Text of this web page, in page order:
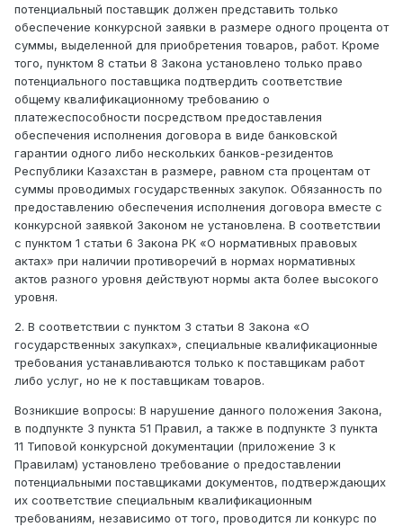
потенциальный поставщик должен представить только
обеспечение конкурсной заявки в размере одного процента от
суммы, выделенной для приобретения товаров, работ. Кроме
того, пунктом 8 статьи 8 Закона установлено только право
потенциального поставщика подтвердить соответствие
общему квалификационному требованию о
платежеспособности посредством предоставления
обеспечения исполнения договора в виде банковской
гарантии одного либо нескольких банков-резидентов
Республики Казахстан в размере, равном ста процентам от
суммы проводимых государственных закупок. Обязанность по
предоставлению обеспечения исполнения договора вместе с
конкурсной заявкой Законом не установлена. В соответствии
с пунктом 1 статьи 6 Закона РК «О нормативных правовых
актах» при наличии противоречий в нормах нормативных
актов разного уровня действуют нормы акта более высокого
уровня.
2. В соответствии с пунктом 3 статьи 8 Закона «О
государственных закупках», специальные квалификационные
требования устанавливаются только к поставщикам работ
либо услуг, но не к поставщикам товаров.
Возникшие вопросы: В нарушение данного положения Закона,
в подпункте 3 пункта 51 Правил, а также в подпункте 3 пункта
11 Типовой конкурсной документации (приложение 3 к
Правилам) установлено требование о предоставлении
потенциальными поставщиками документов, подтверждающих
их соответствие специальным квалификационным
требованиям, независимо от того, проводится ли конкурс по